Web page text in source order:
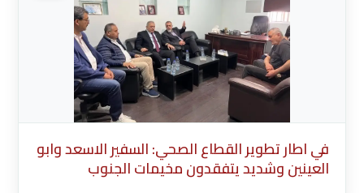
في اطار تطوير القطاع الصحي: السفير الاسعد وابو
العينين وشديد يتفقدون مخيمات الجنوب